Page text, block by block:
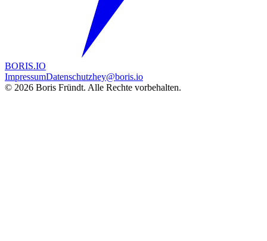
BORIS.IO
ImpressumDatenschutzhey@boris.io
© 2026 Boris Fründt. Alle Rechte vorbehalten.